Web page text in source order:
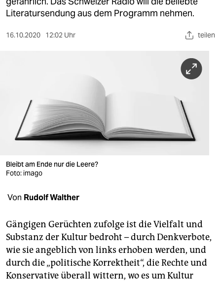
gesellschaft
wahrheit
verlag
veranstaltungen
shop
unterstützen
abo
genossenschaft
Literatursendung aus dem Programm nehmen.
16.10.2020 12:02 Uhr teilen
Bleibt am Ende nur die Leere?
Foto: imago
Von Rudolf Walther
Gängigen Gerüchten zufolge ist die Vielfalt und
Substanz der Kultur bedroht – durch Denkverbote,
wie sie angeblich von links erhoben werden, und
durch die „politische Korrektheit“, die Rechte und
Konservative überall wittern, wo es um Kultur